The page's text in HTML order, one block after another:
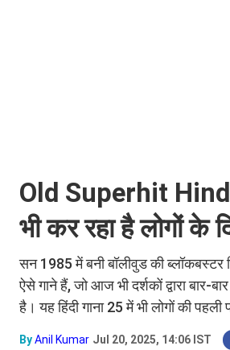
Old Superhit
भी कर रहा है लोगों के
सन 1985 में बनी बॉलीवुड की
ऐसे गाने हैं, जो आज भी दर्शकों द्वारा
है। यह हिंदी गाना 25 में भी लोगों की
ByAnil Kumar Jul 20, 2025, 14:06 IST